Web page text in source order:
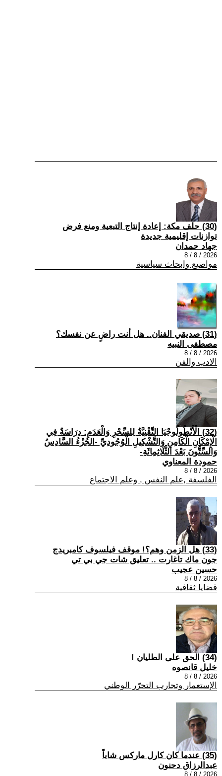
(30) حلف مكة: إعادة إنتاج التبعية ومنع فرض
توازنات إقليمية جديدة
جهاد حمدان
2026 / 8 / 8
مواضيع وابحاث سياسية
(31) صديقي الفنان.. هل أنت راضٍ عن نفسك؟
مصطفى النبيه
2026 / 8 / 8
الادب والفن
(32) الْأَنْطُولُوجْيَا التِّقْنِيَّةُ لِلسِّحْرِ وَالْعَدَمِ: دِرَاسَةٌ فِي
الْإِمْكَانِ الْكَامِنِ وَالتَّشْكِيلِ الْوُجُودِيِّ -الجُزْءُ السَّادِسُ
وَالسِّتُّونَ بَعْدَ الثَّلَاثِمِائَةِ-
حمودة المعناوي
2026 / 8 / 8
الفلسفة ,علم النفس , وعلم الاجتماع
(33) هل الزمن وهم؟! موقف فيلسوف كامبريدج
جون ماك تاغارت .. تعليق شات جي بي تي
حسين عجيب
2026 / 8 / 8
قضايا ثقافية
(34) الحق على الطليان !
خليل قانصوه
2026 / 8 / 8
الإستعمار وتجارب التحرّر الوطني
(35) عندما كان كارل ماركس شاباً
عبدالرزاق دحنون
2026 / 8 / 8